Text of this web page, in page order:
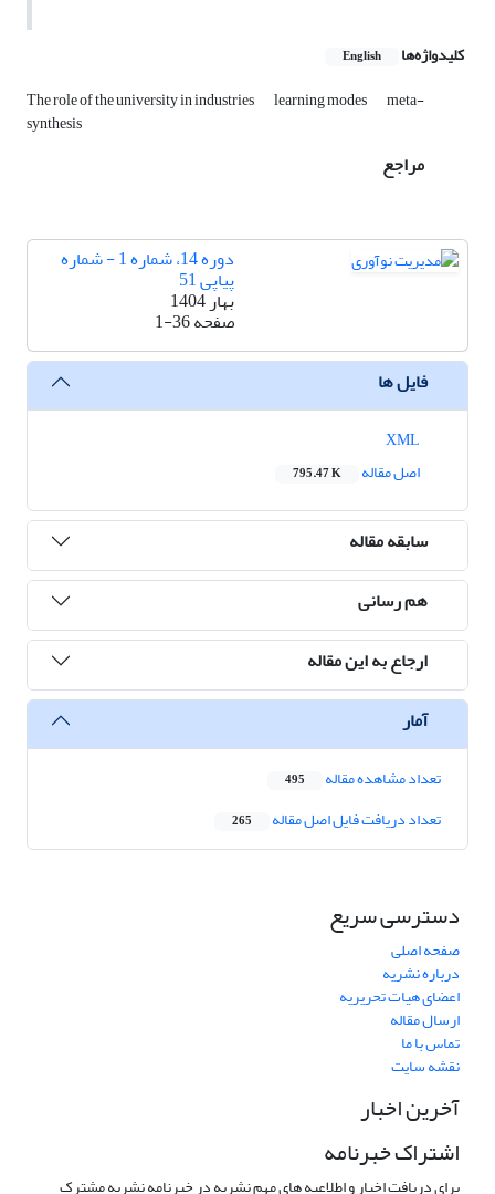
کلیدواژه‌ها English
The role of the university in industries learning modes meta-
synthesis
مراجع
دوره 14، شماره 1 - شماره
پیاپی 51
بهار 1404
صفحه1-36
فایل ها
اصل مقاله
795.47 K
سابقه مقاله
هم رسانی
ارجاع به این مقاله
آمار
تعداد مشاهده مقاله 495
تعداد دریافت فایل اصل مقاله 265
دسترسی سریع
صفحه اصلی
درباره نشریه
اعضای هیات تحریریه
ارسال مقاله
تماس با ما
نقشه سایت
آخرین اخبار
اشتراک خبرنامه
برای دریافت اخبار و اطلاعیه های مهم نشریه در خبرنامه نشریه مشترک